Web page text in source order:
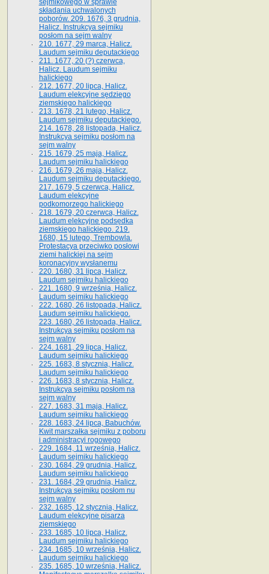
sejmikowego w sprawie
składania uchwalonych
poborów. 209. 1676, 3 grudnia,
Halicz. Instrukcya sejmiku
posłom na sejm walny
210. 1677, 29 marca, Halicz.
Laudum sejmiku deputackiego
211. 1677, 20 (?) czerwca,
Halicz. Laudum sejmiku
halickiego
212. 1677, 20 lipca, Halicz.
Laudum elekcyjne sędziego
ziemskiego halickiego
213. 1678, 21 lutego, Halicz.
Laudum sejmiku deputackiego.
214. 1678, 28 listopada, Halicz.
Instrukcya sejmiku posłom na
sejm walny
215. 1679, 25 maja, Halicz.
Laudum sejmiku halickiego
216. 1679, 26 maja, Halicz.
Laudum sejmiku deputackiego.
217. 1679, 5 czerwca, Halicz.
Laudum elekcyjne
podkomorzego halickiego
218. 1679, 20 czerwca, Halicz.
Laudum elekcyjne podsędka
ziemskiego halickiego. 219.
1680, 15 lutego, Trembowla.
Protestacya przeciwko posłowi
ziemi halickiej na sejm
koronacyjny wysłanemu
220. 1680, 31 lipca, Halicz.
Laudum sejmiku halickiego
221. 1680, 9 września, Halicz.
Laudum sejmiku halickiego
222. 1680, 26 listopada, Halicz.
Laudum sejmiku halickiego.
223. 1680, 26 listopada, Halicz.
Instrukcya sejmiku posłom na
sejm walny
224. 1681, 29 lipca, Halicz.
Laudum sejmiku halickiego
225. 1683, 8 stycznia, Halicz.
Laudum sejmiku halickiego
226. 1683, 8 stycznia, Halicz.
Instrukcya sejmiku posłom na
sejm walny
227. 1683, 31 maja, Halicz.
Laudum sejmiku halickiego
228. 1683, 24 lipca, Babuchów.
Kwit marszałka sejmiku z poboru
i administracyi rogowego
229. 1684, 11 września, Halicz.
Laudum sejmiku halickiego
230. 1684, 29 grudnia, Halicz.
Laudum sejmiku halickiego
231. 1684, 29 grudnia, Halicz.
Instrukcya sejmiku posłom nu
sejm walny
232. 1685, 12 stycznia, Halicz.
Laudum elekcyjne pisarza
ziemskiego
233. 1685, 10 lipca, Halicz.
Laudum sejmiku halickiego
234. 1685, 10 września, Halicz.
Laudum sejmiku halickiego
235. 1685, 10 września, Halicz.